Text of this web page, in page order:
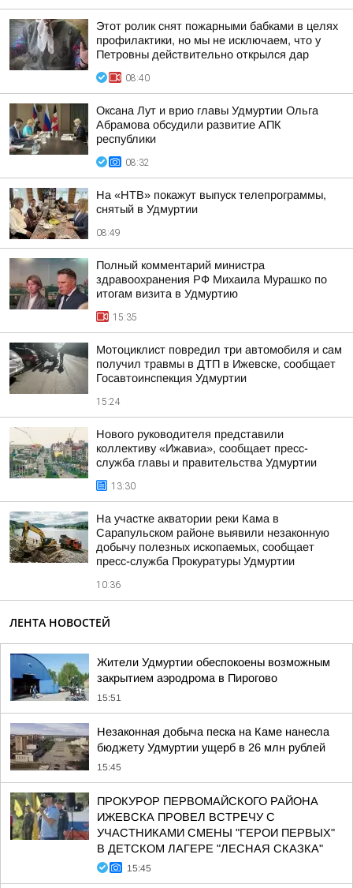
Этот ролик снят пожарными бабками в целях
профилактики, но мы не исключаем, что у
Петровны действительно открылся дар
08:40
Оксана Лут и врио главы Удмуртии Ольга
Абрамова обсудили развитие АПК
республики
08:32
На «НТВ» покажут выпуск телепрограммы,
снятый в Удмуртии
08:49
Полный комментарий министра
здравоохранения РФ Михаила Мурашко по
итогам визита в Удмуртию
15:35
Мотоциклист повредил три автомобиля и сам
получил травмы в ДТП в Ижевске, сообщает
Госавтоинспекция Удмуртии
15:24
Нового руководителя представили
коллективу «Ижавиа», сообщает пресс-
служба главы и правительства Удмуртии
13:30
На участке акватории реки Кама в
Сарапульском районе выявили незаконную
добычу полезных ископаемых, сообщает
пресс-служба Прокуратуры Удмуртии
10:36
ЛЕНТА НОВОСТЕЙ
Жители Удмуртии обеспокоены возможным
закрытием аэродрома в Пирогово
15:51
Незаконная добыча песка на Каме нанесла
бюджету Удмуртии ущерб в 26 млн рублей
15:45
ПРОКУРОР ПЕРВОМАЙСКОГО РАЙОНА
ИЖЕВСКА ПРОВЕЛ ВСТРЕЧУ С
УЧАСТНИКАМИ СМЕНЫ "ГЕРОИ ПЕРВЫХ"
В ДЕТСКОМ ЛАГЕРЕ "ЛЕСНАЯ СКАЗКА"
15:45